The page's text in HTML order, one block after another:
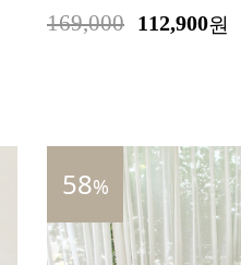
169,000 112,900원
58%